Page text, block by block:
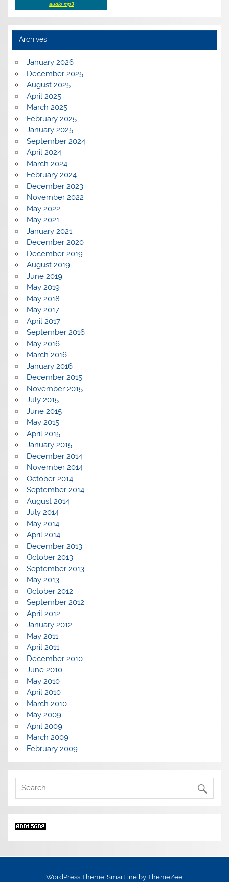
audio mp3
Archives
January 2026
December 2025
August 2025
April 2025
March 2025
February 2025
January 2025
September 2024
April 2024
March 2024
February 2024
December 2023
November 2022
May 2022
May 2021
January 2021
December 2020
December 2019
August 2019
June 2019
May 2019
May 2018
May 2017
April 2017
September 2016
May 2016
March 2016
January 2016
December 2015
November 2015
July 2015
June 2015
May 2015
April 2015
January 2015
December 2014
November 2014
October 2014
September 2014
August 2014
July 2014
May 2014
April 2014
December 2013
October 2013
September 2013
May 2013
October 2012
September 2012
April 2012
January 2012
May 2011
April 2011
December 2010
June 2010
May 2010
April 2010
March 2010
May 2009
April 2009
March 2009
February 2009
WordPress Theme: Smartline by ThemeZee.